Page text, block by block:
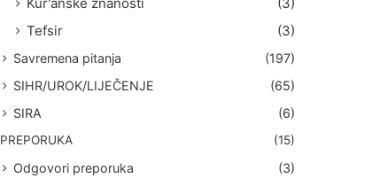
Tefsir
(3)
Savremena pitanja
(197)
SIHR/UROK/LIJEČENJE
(65)
SIRA
(6)
PREPORUKA (15)
Odgovori preporuka
(3)